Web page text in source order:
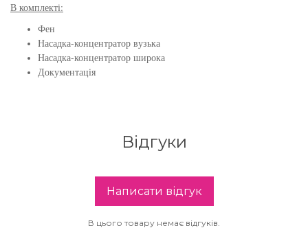
В комплекті:
Фен
Насадка-концентратор вузька
Насадка-концентратор широка
Документація
Відгуки
Написати відгук
В цього товару немає відгуків.